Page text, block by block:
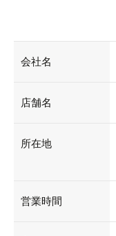
会社名
店舗名
所在地
営業時間